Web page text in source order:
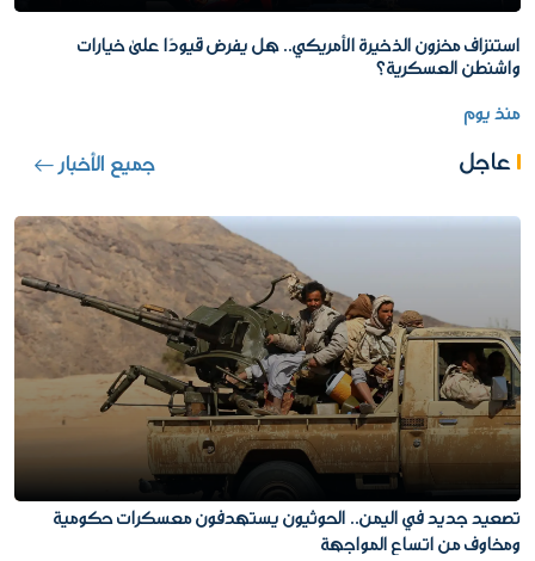
استنزاف مخزون الذخيرة الأمريكي.. هل يفرض قيودًا على خيارات
واشنطن العسكرية؟
منذ يوم
عاجل جميع الأخبار
تصعيد جديد في اليمن.. الحوثيون يستهدفون معسكرات حكومية
ومخاوف من اتساع المواجهة